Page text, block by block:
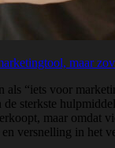
maar
als “iets voor
sterkste
maar omdat
versnelling in het